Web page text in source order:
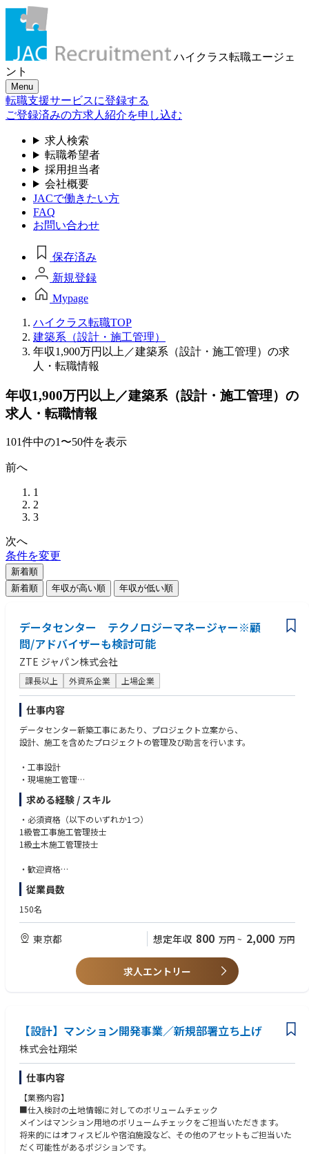
ハイクラス転職エージェ
ント
Menu
転職支援サービスに登録する
ご登録済みの方求人紹介を申し込む
求人検索
転職希望者
採用担当者
会社概要
JACで働きたい方
FAQ
お問い合わせ
保存済み
新規登録
Mypage
ハイクラス転職TOP
建築系（設計・施工管理）
年収1,900万円以上／建築系（設計・施工管理）の求
人・転職情報
年収1,900万円以上／建築系（設計・施工管理）の
求人・転職情報
101件中の1〜50件を表示
前へ
1
2
3
次へ
条件を変更
新着順
新着順
年収が高い順 年収が低い順
データセンター テクノロジーマネージャー※顧
問/アドバイザーも検討可能
ZTE ジャパン株式会社
課長以上 外資系企業 上場企業
仕事内容
データセンター新築工事にあたり、プロジェクト立案から、
設計、施工を含めたプロジェクトの管理及び助言を行います。
・工事設計
・現場施工管理
・施工計画
・施工計画図作成
・安全管理
・工程管理
・品質管理
・書類作成 等
求める経験 / スキル
・必須資格（以下のいずれか1つ）
1級管工事施工管理技士
1級土木施工管理技士
・歓迎資格
1級建築施工管理技士
1級電気工事施工管理技士
技術士（総合技術管理建設もしくは電気電子）
・上記資格に該当する建設業での実務経験5年以上
・データセンター工事、コンテナ型データセンター工事経験 歓迎
・高圧、特別高圧の電気工事に関する経験 歓迎
従業員数
150名
東京都 想定年収 800 万円 ~ 2,000 万円
求人エントリー
【設計】マンション開発事業／新規部署立ち上げ
株式会社翔栄
仕事内容
【業務内容】
■仕入検討の土地情報に対してのボリュームチェック
メインはマンション用地のボリュームチェックをご担当いただきます。
将来的にはオフィスビルや宿泊施設など、その他のアセットもご担当いた
だく可能性があるポジションです。